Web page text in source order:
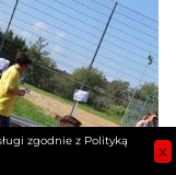
zgodnie z Polityką
x